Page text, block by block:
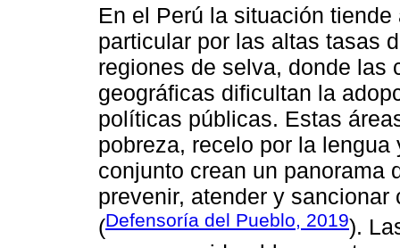
En el Perú la situación
particular por las altas tasas
regiones de selva, donde las
geográficas dificultan la
políticas públicas. Estas
pobreza, recelo por la
conjunto crean un panorama
prevenir, atender y
(Defensoría del Pueblo, 2019).